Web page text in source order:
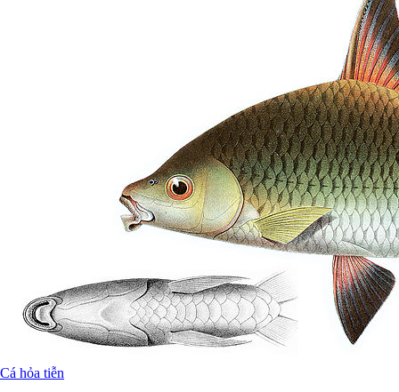
Cá hỏa tiễn